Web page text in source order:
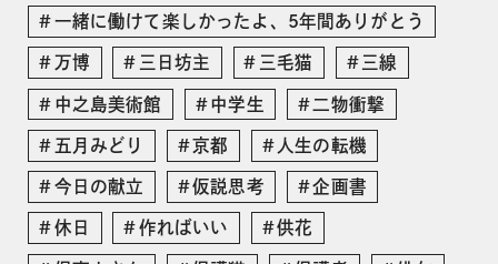
一緒に働けて楽しかったよ、5年間ありがとう
万博 三日坊主 三毛猫 三線
中之島美術館 中学生 二物衝撃
五月みどり 京都 人生の転機
今日の献立 仮説思考 企画書
休日 作ればいい 供花